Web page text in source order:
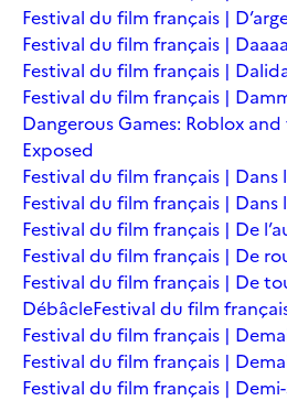
Festival du film français |
Festival du film français |
Festival du film français |
Festival du film français |
Dangerous Games: Roblox
Exposed
Festival du film français | Dans
Festival du film français | Dans
Festival du film français | De
Festival du film français | De
Festival du film français | De
DébâcleFestival du film
Festival du film français |
Festival du film français |
Festival du film français |